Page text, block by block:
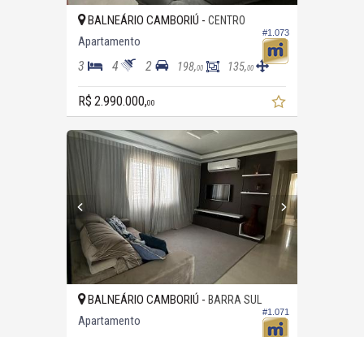
#1.073
BALNEÁRIO CAMBORIÚ - CENTRO
Apartamento
3 4 2 198,00 135,00
R$ 2.990.000,00
#1.071
BALNEÁRIO CAMBORIÚ - BARRA SUL
Apartamento